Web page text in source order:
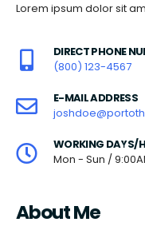
Lorem ipsum dolor sit
DIRECT PHONE
(800) 123-4567
E-MAIL ADDRESS
WORKING DAYS/
Mon - Sun /
About Me